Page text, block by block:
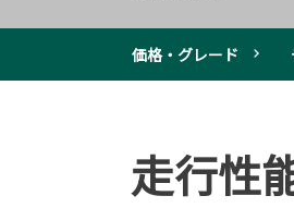
価格・グレード
走行性